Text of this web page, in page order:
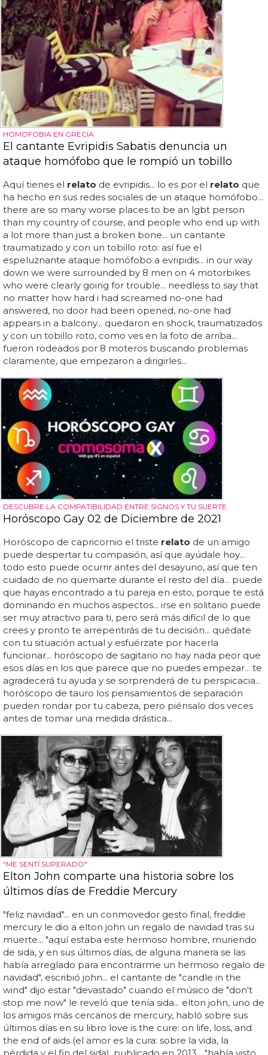
HOMOFOBIA EN GRECIA
El cantante Evripidis Sabatis denuncia un
ataque homófobo que le rompió un tobillo
Aquí tienes el relato de evripidis... lo es por el relato que
ha hecho en sus redes sociales de un ataque homófobo...
there are so many worse places to be an lgbt person
than my country of course, and people who end up with
a lot more than just a broken bone... un cantante
traumatizado y con un tobillo roto: así fue el
espeluznante ataque homófobo a evripidis... in our way
down we were surrounded by 8 men on 4 motorbikes
who were clearly going for trouble... needless to say that
no matter how hard i had screamed no-one had
answered, no door had been opened, no-one had
appears in a balcony... quedaron en shock, traumatizados
y con un tobillo roto, como ves en la foto de arriba...
fueron rodeados por 8 moteros buscando problemas
claramente, que empezaron a dirigirles...
DESCUBRE LA COMPATIBILIDAD ENTRE SIGNOS Y TU SUERTE
Horóscopo Gay 02 de Diciembre de 2021
Horóscopo de capricornio el triste relato de un amigo
puede despertar tu compasión, así que ayúdale hoy...
todo esto puede ocurrir antes del desayuno, así que ten
cuidado de no quemarte durante el resto del día... puede
que hayas encontrado a tu pareja en esto, porque te está
dominando en muchos aspectos... irse en solitario puede
ser muy atractivo para ti, pero será más difícil de lo que
crees y pronto te arrepentirás de tu decisión... quédate
con tu situación actual y esfuérzate por hacerla
funcionar... horóscopo de sagitario no hay nada peor que
esos días en los que parece que no puedes empezar... te
agradecerá tu ayuda y se sorprenderá de tu perspicacia...
horóscopo de tauro los pensamientos de separación
pueden rondar por tu cabeza, pero piénsalo dos veces
antes de tomar una medida drástica...
"ME SENTÍ SUPERADO"
Elton John comparte una historia sobre los
últimos días de Freddie Mercury
"feliz navidad"... en un conmovedor gesto final, freddie
mercury le dio a elton john un regalo de navidad tras su
muerte... "aquí estaba este hermoso hombre, muriendo
de sida, y en sus últimos días, de alguna manera se las
había arreglado para encontrarme un hermoso regalo de
navidad", escribió john... el cantante de "candle in the
wind" dijo estar "devastado" cuando el músico de "don't
stop me now" le reveló que tenía sida... elton john, uno de
los amigos más cercanos de mercury, habló sobre sus
últimos días en su libro love is the cure: on life, loss, and
the end of aids (el amor es la cura: sobre la vida, la